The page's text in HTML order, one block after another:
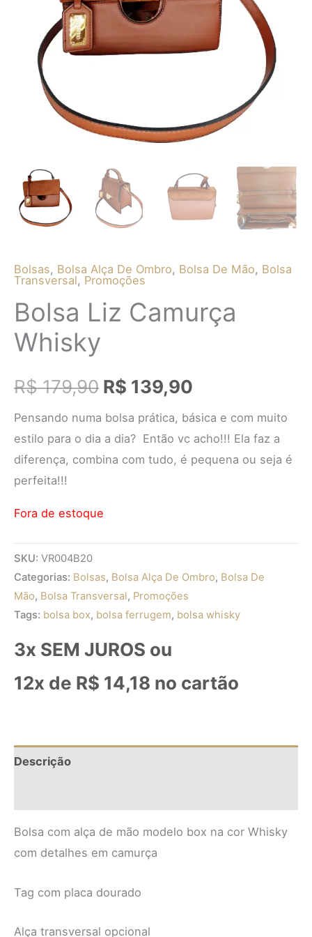
Bolsas, Bolsa Alça De Ombro, Bolsa De Mão, Bolsa
Transversal, Promoções
Bolsa Liz Camurça
Whisky
R$179,90
R$ 179,90.
R$ 139,90
R$ 139,90.
Pensando numa bolsa prática, básica e com muito
estilo para o dia a dia? Então vc acho!!! Ela faz a
diferença, combina com tudo, é pequena ou seja é
perfeita!!!
Fora de estoque
SKU: VR004B20
Categorias: Bolsas, Bolsa Alça De Ombro, Bolsa De
Mão, Bolsa Transversal, Promoções
Tags: bolsa box, bolsa ferrugem, bolsa whisky
3x SEM JUROS ou
12x de R$ 14,18 no cartão
Descrição
Bolsa com alça de mão modelo box na cor Whisky
com detalhes em camurça
Tag com placa dourado
Alça transversal opcional